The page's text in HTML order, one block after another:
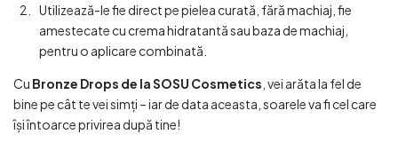
Utilizează-le fie direct pe pielea curată, fără machiaj, fie
amestecate cu crema hidratantă sau baza de machiaj,
pentru o aplicare combinată.
Cu Bronze Drops de la SOSU Cosmetics , vei arăta la fel de
bine pe cât te vei simți – iar de data aceasta, soarele va fi cel care
își întoarce privirea după tine!